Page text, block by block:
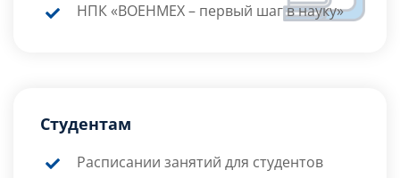
НПК «ВОЕНМЕХ – первый шаг в науку»
Студентам
Расписании занятий для студентов